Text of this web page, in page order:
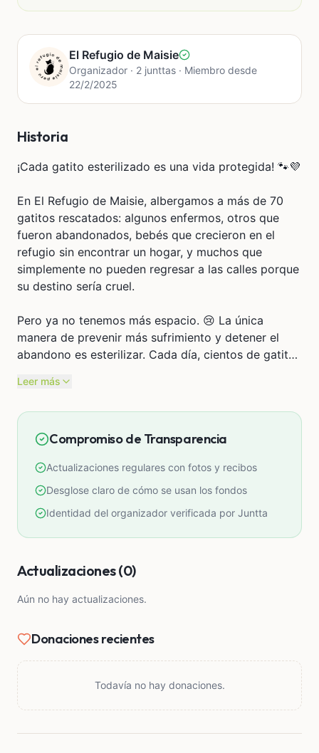
El Refugio de Maisie
Organizador · 2 junttas · Miembro desde
22/2/2025
Historia
¡Cada gatito esterilizado es una vida protegida! 🐾💜
En El Refugio de Maisie, albergamos a más de 70
gatitos rescatados: algunos enfermos, otros que
fueron abandonados, bebés que crecieron en el
refugio sin encontrar un hogar, y muchos que
simplemente no pueden regresar a las calles porque
su destino sería cruel.
Pero ya no tenemos más espacio. 😢 La única
manera de prevenir más sufrimiento y detener el
abandono es esterilizar. Cada día, cientos de gatitos
enfermedades, atropellos y hasta envenenamiento.
sigan naciendo en el abandono.
esterilización masiva, enfocada en las zonas con
más sobrepoblación de animales en abandono.
También podremos atender casos urgentes de
que sea, hace la diferencia.
Dona y sé parte del cambio. ¡Juntos podemos evitar
más sufrimiento! 💜
Leer más
Compromiso de Transparencia
Actualizaciones regulares con fotos y recibos
Desglose claro de cómo se usan los fondos
Identidad del organizador verificada por Juntta
Actualizaciones (0)
Aún no hay actualizaciones.
Donaciones recientes
Todavía no hay donaciones.